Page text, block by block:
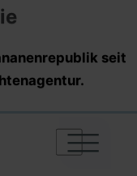
seit
|
|
|